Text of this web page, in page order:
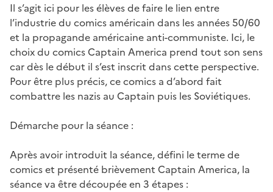
Il s’agit ici pour les élèves de faire le lien entre
l’industrie du comics américain dans les années 50/60
et la propagande américaine anti-communiste. Ici, le
choix du comics Captain America prend tout son sens
car dès le début il s’est inscrit dans cette perspective.
Pour être plus précis, ce comics a d’abord fait
combattre les nazis au Captain puis les Soviétiques.
Démarche pour la séance :
Après avoir introduit la séance, défini le terme de
comics et présenté brièvement Captain America, la
séance va être découpée en 3 étapes :